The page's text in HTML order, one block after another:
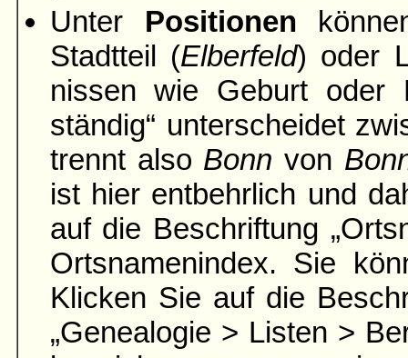
Unter Positionen
Stadtteil (Elber­feld) oder
nissen wie Geburt oder
ständig“ unter­scheidet
trennt also Bonn von
ist hier entbehrlich und
auf die Be­schriftung
Orts­namen­index. Sie
Klicken Sie auf die
„Genea­logie > Listen >